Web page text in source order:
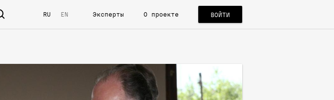
RU EN Эксперты О проекте ВОЙТИ